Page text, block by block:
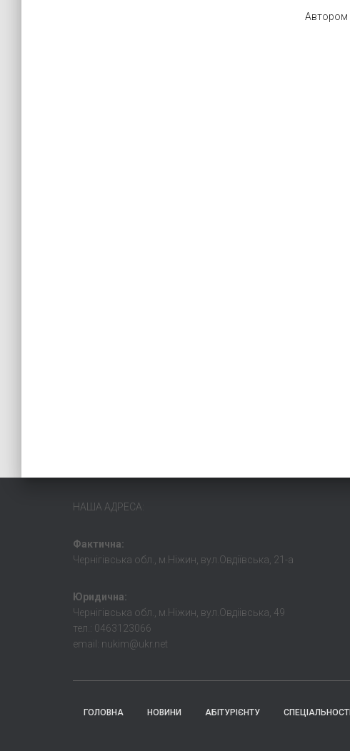
Автором
НАША АДРЕСА:
Фактична:
Чернігівська обл., м.Ніжин, вул.Овдіївська, 21-а
Юридична:
Чернігівська обл., м.Ніжин, вул.Овдіівська, 49
тел.: 0463123066
email: nukim@ukr.net
ГОЛОВНА НОВИНИ АБІТУРІЄНТУ СПЕЦІАЛЬНОСТІ